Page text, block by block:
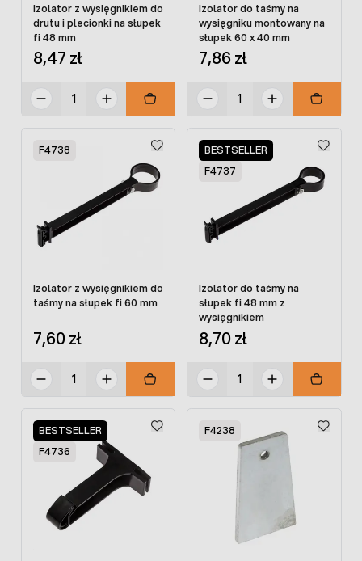
Izolator z wysięgnikiem do
drutu i plecionki na słupek
fi 48 mm
8,47 zł
Izolator do taśmy na
wysięgniku montowany na
słupek 60 x 40 mm
7,86 zł
F4738
Izolator z wysięgnikiem do
taśmy na słupek fi 60 mm
7,60 zł
BESTSELLER
F4737
Izolator do taśmy na
słupek fi 48 mm z
wysięgnikiem
8,70 zł
BESTSELLER
F4736
F4238